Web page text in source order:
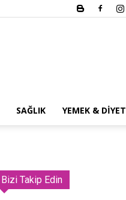
SAĞLIK YEMEK & DIYET
Bizi Takip Edin